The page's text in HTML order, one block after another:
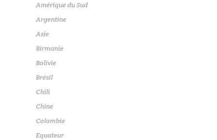
Amérique du Sud
Argentine
Asie
Birmanie
Bolivie
Brésil
Chili
Chine
Colombie
Equateur